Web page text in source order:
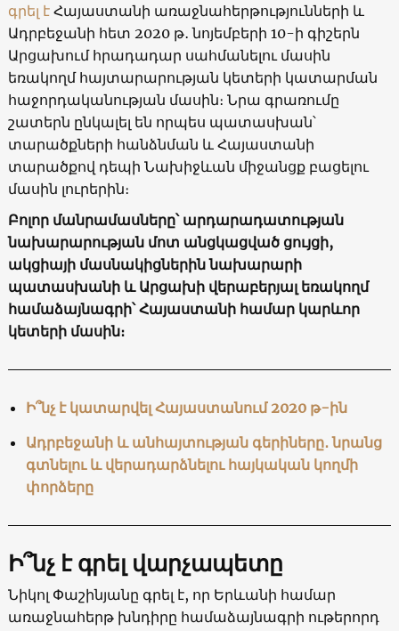
գրել էՀայաստանի առաջնահերթությունների և
Ադրբեջանի հետ 2020 թ․ նոյեմբերի 10-ի գիշերն
Արցախում հրադադար սահմանելու մասին
եռակողմ հայտարարության կետերի կատարման
հաջորդականության մասին։ Նրա գրառումը
շատերն ընկալել են որպես պատասխան՝
տարածքների հանձնման և Հայաստանի
տարածքով դեպի Նախիջևան միջանցք բացելու
մասին լուրերին։
Բոլոր մանրամասները՝ արդարադատության
նախարարության մոտ անցկացված ցույցի,
ակցիայի մասնակիցներին նախարարի
պատասխանի և Արցախի վերաբերյալ եռակողմ
համաձայնագրի՝ Հայաստանի համար կարևոր
կետերի մասին։
Ի՞նչ է կատարվել Հայաստանում 2020 թ-ին
Ադրբեջանի և անհայտության գերիները․ նրանց
գտնելու և վերադարձնելու հայկական կողմի
փորձերը
Ի՞նչ է գրել վարչապետը
Նիկոլ Փաշինյանը գրել է, որ Երևանի համար
առաջնահերթ խնդիրը համաձայնագրի ութերորդ